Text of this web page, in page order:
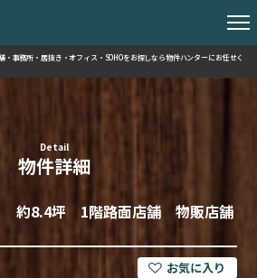
事務所・居抜き・オフィス・SOHOをお探しなら物件ハンターにお任せく
Detail
物件詳細
約8.4坪 1階路面店舗 物販店舗